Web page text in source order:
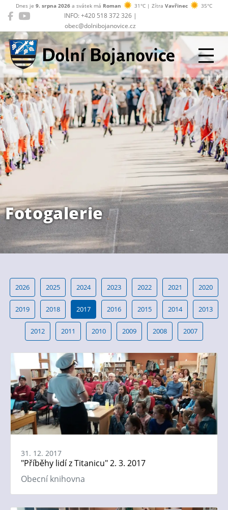
INFO: +420 518 372 326 |
obec@dolnibojanovice.cz
Dnes je 9. srpna 2026 a svátek má Roman 31°C | Zítra Vavřinec 35°C
Dolní Bojanovice
Fotogalerie
2026 2025 2024 2023 2022 2021 2020
2019 2018 2017 2016 2015 2014 2013
2012 2011 2010 2009 2008 2007
31. 12. 2017
"Příběhy lidí z Titanicu" 2. 3. 2017
Obecní knihovna